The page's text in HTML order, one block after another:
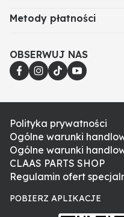
Metody płatności
OBSERWUJ NAS
Polityka prywatności
Ogólne warunki
Ogólne warunki
CLAAS PARTS SHOP
Regulamin ofert
POBIERZ APLIKACJE